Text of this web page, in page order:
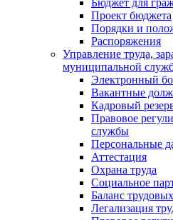
Бюджет для
Проект бюджета
Порядки и
Распоряжения
Управление труда,
муниципальной
Электронный
Вакантные
Кадровый
Правовое
службы
Персональные
Аттестация
Охрана труда
Социальное
Баланс
Легализация